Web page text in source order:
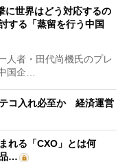
に世界はどう対応するの
する「蒸留を行う中国
人者・田代尚機氏のプレ
国企…
コ入れ必至か 経済運営
れる「CXO」とは何
…